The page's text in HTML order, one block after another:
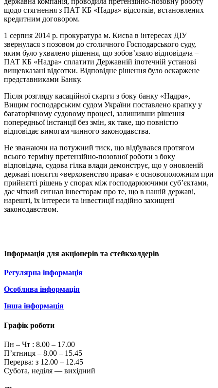
щодо стягнення з ПАТ КБ «Надра» відсотків, встановлених
кредитним договором.
1 серпня 2014 р. прокуратура м. Києва в інтересах ДІУ
звернулася з позовом до столичного Господарського суду,
яким було ухвалено рішення, що зобов’язало відповідача –
ПАТ КБ «Надра» сплатити Державній іпотечній установі
вищевказані відсотки. Відповідне рішення було оскаржене
представниками Банку.
Після розгляду касаційної скарги з боку банку «Надра»,
Вищим господарським судом України поставлено крапку у
багаторічному судовому процесі, залишивши рішення
попередньої інстанції без змін, як таке, що повністю
відповідає вимогам чинного законодавства.
Не зважаючи на потужний тиск, що відбувався протягом
всього терміну претензійно-позовної роботи з боку
відповідача, судова гілка влади демонструє, що у оновленій
державі поняття «верховенство права» є основоположним при
прийнятті рішень у спорах між господарюючими суб’єктами,
дає чіткий сигнал інвесторам про те, що в нашій державі,
нарешті, їх інтереси та інвестиції надійно захищені
законодавством.
Інформація для акціонерів та стейкхолдерів
Регулярна інформація
Особлива інформація
Інша інформація
Графік роботи
Пн – Чт : 8.00 – 17.00
П’ятниця – 8.00 – 15.45
Перерва: з 12.00 – 12.45
Субота, неділя — вихідний